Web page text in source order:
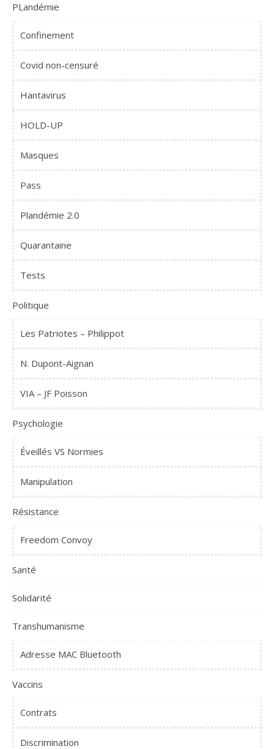
PLandémie
Confinement
Covid non-censuré
Hantavirus
HOLD-UP
Masques
Pass
Plandémie 2.0
Quarantaine
Tests
Politique
Les Patriotes – Philippot
N. Dupont-Aignan
VIA – JF Poisson
Psychologie
Éveillés VS Normies
Manipulation
Résistance
Freedom Convoy
Santé
Solidarité
Transhumanisme
Adresse MAC Bluetooth
Vaccins
Contrats
Discrimination